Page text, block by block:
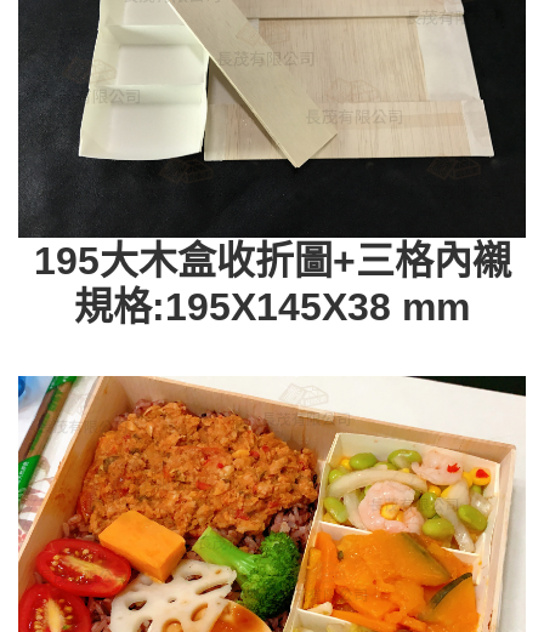
195大木盒收折圖+三格內襯
規格:195X145X38 mm